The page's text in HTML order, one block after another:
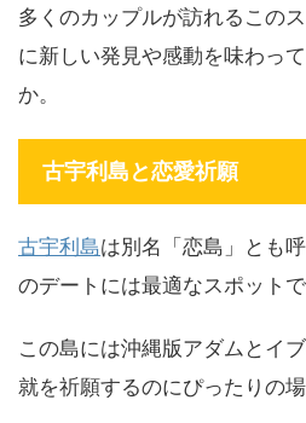
多くのカップルが訪れるこの
に新しい発見や感動を味わっ
か。
古宇利島と恋愛祈願
古宇利島は別名「恋島」とも
のデートには最適なスポットで
この島には沖縄版アダムとイ
就を祈願するのにぴったりの